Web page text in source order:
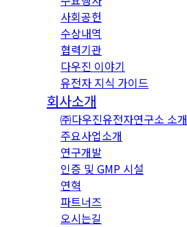
사회공헌
수상내역
협력기관
다우진 이야기
유전자 지식 가이드
회사소개
㈜다우진유전자연구소 소개
주요사업소개
연구개발
인증 및 GMP 시설
연혁
파트너즈
오시는길